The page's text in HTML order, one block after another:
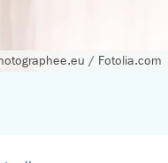
/ Fotolia.com